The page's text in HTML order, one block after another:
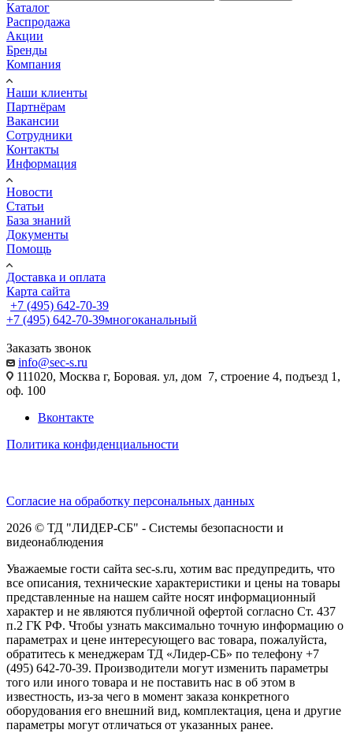
Каталог
Распродажа
Акции
Бренды
Компания
Наши клиенты
Партнёрам
Вакансии
Сотрудники
Контакты
Информация
Новости
Статьи
База знаний
Документы
Помощь
Доставка и оплата
Карта сайта
+7 (495) 642-70-39
+7 (495) 642-70-39многоканальный
Заказать звонок
info@sec-s.ru
111020, Москва г, Боровая. ул, дом 7, строение 4, подъезд 1,
оф. 100
Вконтакте
Политика конфиденциальности
Согласие на обработку персональных данных
2026 © ТД "ЛИДЕР-СБ" - Системы безопасности и
видеонаблюдения
Уважаемые гости сайта sec-s.ru, хотим вас предупредить, что
все описания, технические характеристики и цены на товары
представленные на нашем сайте носят информационный
характер и не являются публичной офертой согласно Ст. 437
п.2 ГК РФ. Чтобы узнать максимально точную информацию о
параметрах и цене интересующего вас товара, пожалуйста,
обратитесь к менеджерам ТД «Лидер-СБ» по телефону +7
(495) 642-70-39. Производители могут изменить параметры
того или иного товара и не поставить нас в об этом в
известность, из-за чего в момент заказа конкретного
оборудования его внешний вид, комплектация, цена и другие
параметры могут отличаться от указанных ранее.